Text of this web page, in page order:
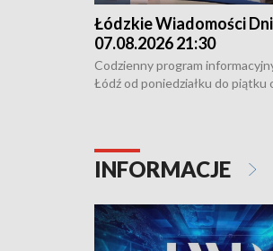
Łódzkie Wiadomości
07.08.2026 21:30
Codzienny program
Łódź od poniedziałku do piątku
INFORMACJE